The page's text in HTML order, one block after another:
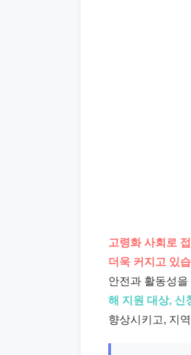
고령화 사회로
더욱 커지고 있
안전과 활동성
해 지원 대상, 신
향상시키고, 지